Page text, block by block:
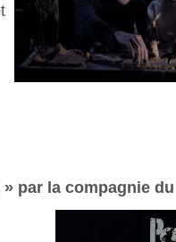
» par la compagnie